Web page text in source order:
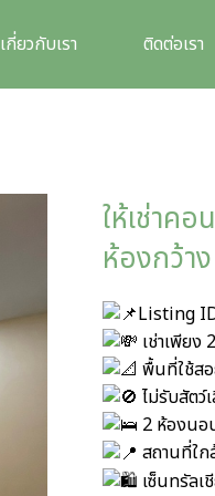
เกี่ยวกับเรา ติดต่อเรา
ให้เช่าคอ
ห้องกว้า
Listing
เช่าเพียง
พื้นที่ใช้สอ
ไม่รับสัตว์
2 ห้องนอ
สถานที่ใก
เซ็นทรัล